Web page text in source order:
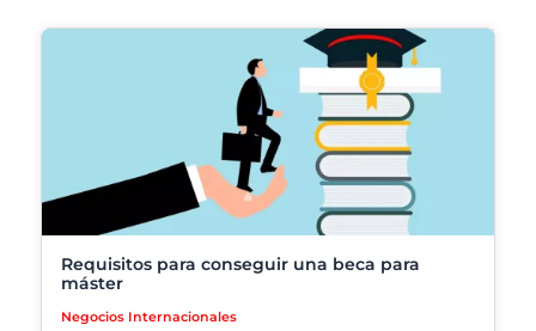
Requisitos para conseguir una beca para
máster
Negocios Internacionales